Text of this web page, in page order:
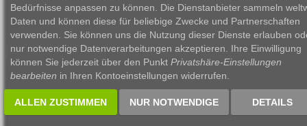
1999 - 2026 Börsen Radio Network AG
Bedürfnisse anpassen zu können. Die Dienstanbieter sammeln
Daten und können diese für beliebige Zwecke und Partnerschaften
verwenden. Sie können uns die Nutzung dieser Dienste erlauben
nur notwendige Datenverarbeitungen akzeptieren. Ihre Einwilligung
können Sie jederzeit über den Punkt Privatshäre-Einstellungen
bearbeiten in Ihren Kontoeinstellungen widerrufen.
ALLEN ZUSTIMMEN NUR NOTWENDIGE DETAILS